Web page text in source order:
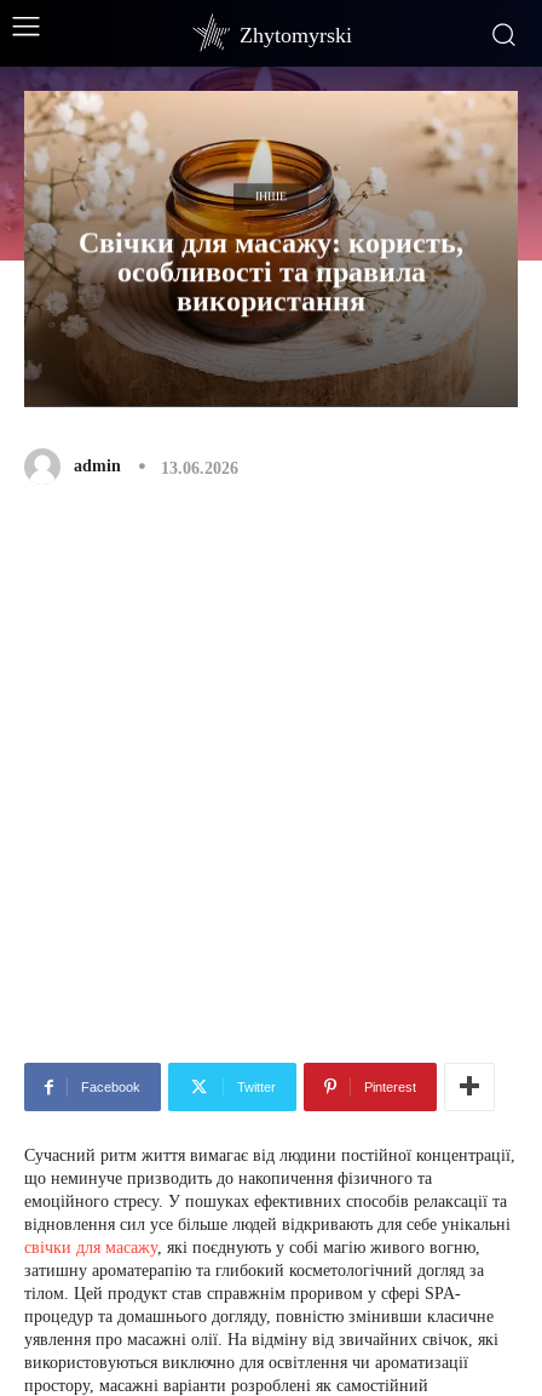
Zhytomyrski
ІНШЕ
Свічки для масажу: користь,
особливості та правила
використання
admin 13.06.2026
Facebook Twitter Pinterest
Сучасний ритм життя вимагає від людини постійної концентрації,
що неминуче призводить до накопичення фізичного та
емоційного стресу. У пошуках ефективних способів релаксації та
відновлення сил усе більше людей відкривають для себе унікальні
свічки для масажу, які поєднують у собі магію живого вогню,
затишну ароматерапію та глибокий косметологічний догляд за
тілом. Цей продукт став справжнім проривом у сфері SPA-
процедур та домашнього догляду, повністю змінивши класичне
уявлення про масажні олії. На відміну від звичайних свічок, які
використовуються виключно для освітлення чи ароматизації
простору, масажні варіанти розроблені як самостійний